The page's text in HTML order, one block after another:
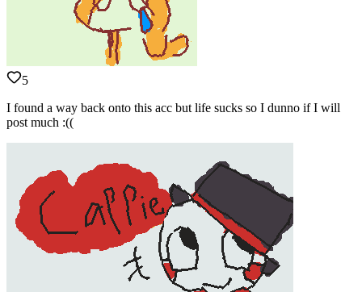
5
I found a way back onto this acc but life sucks so I dunno if I will
post much :((